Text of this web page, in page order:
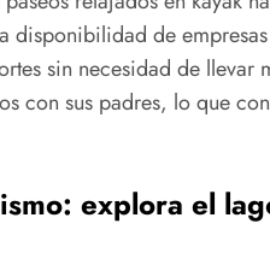
disponibilidad de
sin necesidad de llevar
con sus padres, lo que
explora el